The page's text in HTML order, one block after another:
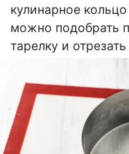
кулинарное
можно подобрать
тарелку и